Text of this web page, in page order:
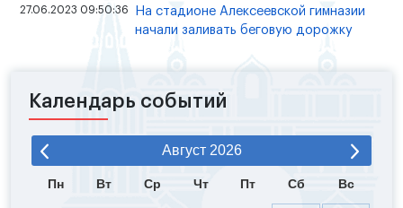
27.06.2023 09:50:36
На стадионе Алексеевской гимназии
начали заливать беговую дорожку
Календарь событий
Август 2026
Пн Вт Ср Чт Пт Сб Вс